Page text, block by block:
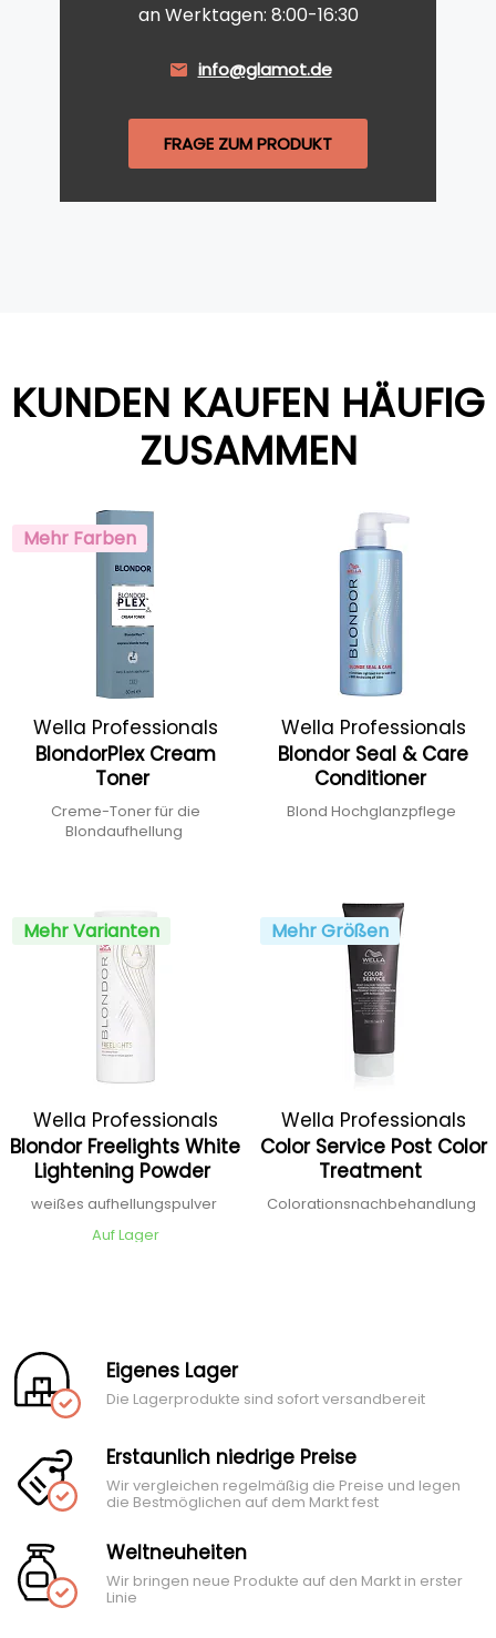
an Werktagen: 8:00-16:30
info@glamot.de
FRAGE ZUM PRODUKT
KUNDEN KAUFEN HÄUFIG
ZUSAMMEN
Mehr Farben
Wella Professionals
BlondorPlex Cream
Toner
Creme-Toner für die
Blondaufhellung
Wella Professionals
Blondor Seal & Care
Conditioner
Blond Hochglanzpflege
Mehr Varianten
Wella Professionals
Blondor Freelights White
Lightening Powder
weißes aufhellungspulver
Auf Lager
Mehr Größen
Wella Professionals
Color Service Post Color
Treatment
Colorationsnachbehandlung
Eigenes Lager
Die Lagerprodukte sind sofort versandbereit
Erstaunlich niedrige Preise
Wir vergleichen regelmäßig die Preise und legen
die Bestmöglichen auf dem Markt fest
Weltneuheiten
Wir bringen neue Produkte auf den Markt in erster
Linie